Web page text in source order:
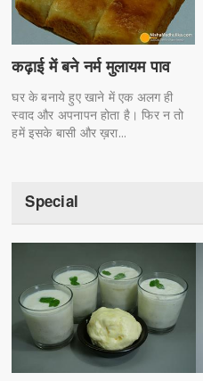
कढ़ाई में बने नर्म मुलायम पाव
घर के बनाये हुए खाने में एक अलग ही
स्वाद और अपनापन होता है। फिर न तो
हमें इसके बासी और ख़रा...
Special